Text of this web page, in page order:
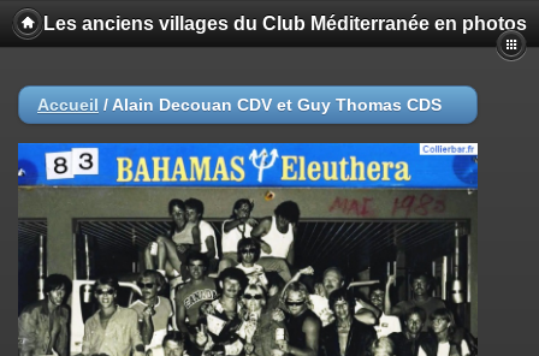
Les anciens villages du Club Méditerranée en photos
Accueil / Alain Decouan CDV et Guy Thomas CDS